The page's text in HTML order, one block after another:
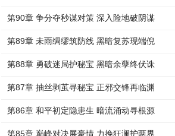
第90章 争分夺秒谋对策 深入险地破阴谋
第89章 未雨绸缪筑防线 黑暗复苏现端倪
第88章 勇破迷局护秘宝 黑暗余孽终伏诛
第87章 抽丝剥茧寻秘宝 正邪交锋再临渊
第86章 和平初定隐患生 暗流涌动寻根源
第85章 巅峰对决展豪情 力挽狂澜护两界